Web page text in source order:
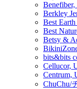
Berkley
Best
Best
Betsy &
bits&bits
Cellucor,
Centrum,
ChuChu/